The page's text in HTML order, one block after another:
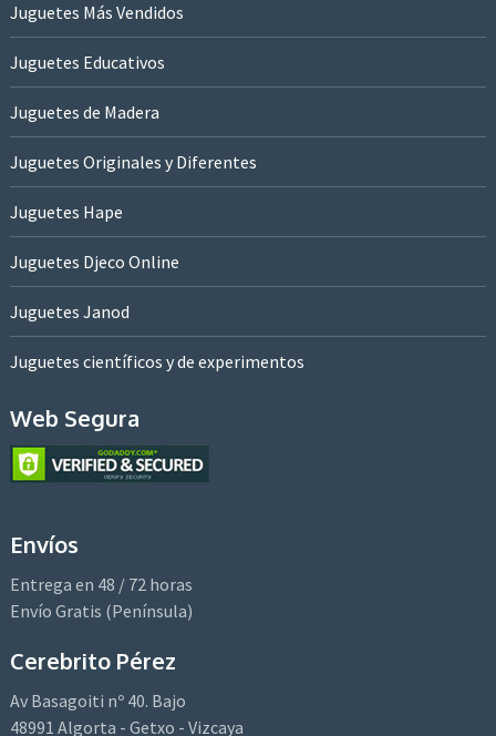
Juguetes Más Vendidos
Juguetes Educativos
Juguetes de Madera
Juguetes Originales y Diferentes
Juguetes Hape
Juguetes Djeco Online
Juguetes Janod
Juguetes científicos y de experimentos
Web Segura
Envíos
Entrega en 48 / 72 horas
Envío Gratis (Península)
Cerebrito Pérez
Av Basagoiti nº 40. Bajo
48991 Algorta - Getxo - Vizcaya